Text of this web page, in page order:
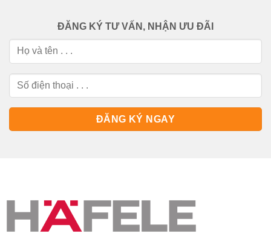
ĐĂNG KÝ TƯ VẤN, NHẬN ƯU ĐÃI